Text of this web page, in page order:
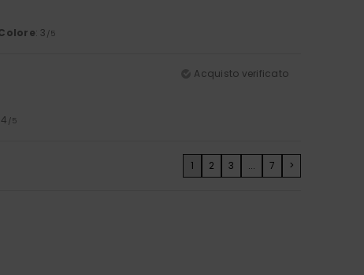
: 3 /5
Acquisto verificato
/5
1 2 3 ... 7 >